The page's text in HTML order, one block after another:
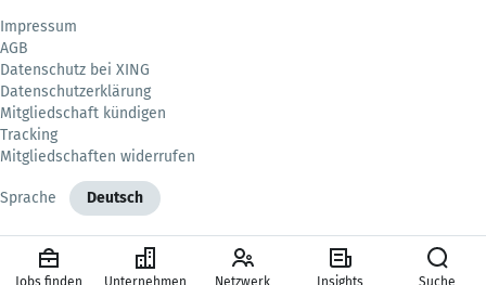
Impressum
AGB
Datenschutz bei XING
Datenschutzerklärung
Mitgliedschaft kündigen
Tracking
Mitgliedschaften widerrufen
Sprache Deutsch
Jobs finden Unternehmen Netzwerk Insights Suche